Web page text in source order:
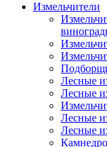
Измельчители
Лесные
Лесные
Лесные
Лесные